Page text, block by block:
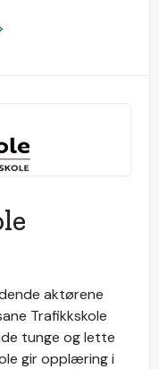
aktørene
Trafikkskole
tunge og lette
gir opplæring i